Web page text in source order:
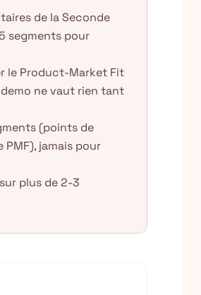
de la Seconde
segments pour
le Product-Market Fit
ne vaut rien tant
(points de
jamais pour
plus de 2-3